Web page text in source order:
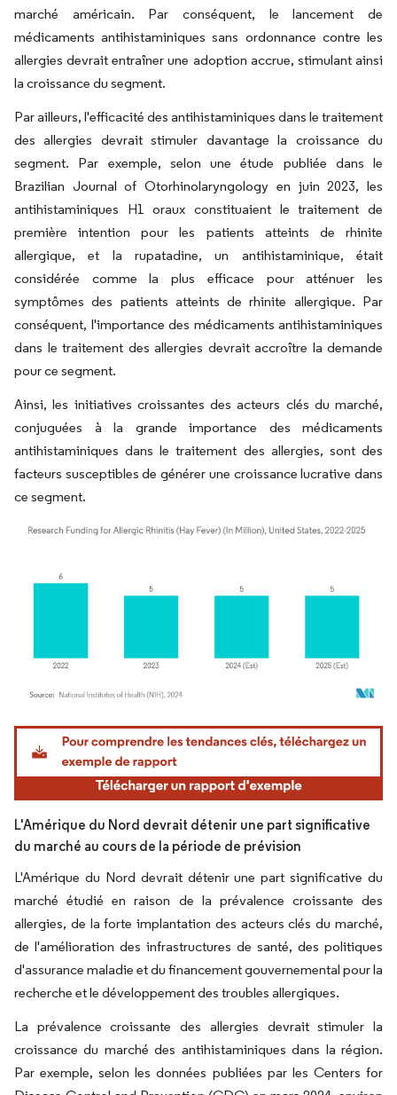
marché américain. Par conséquent, le lancement de
médicaments antihistaminiques sans ordonnance contre les
allergies devrait entraîner une adoption accrue, stimulant ainsi
la croissance du segment.
Par ailleurs, l'efficacité des antihistaminiques dans le traitement
des allergies devrait stimuler davantage la croissance du
segment. Par exemple, selon une étude publiée dans le
Brazilian Journal of Otorhinolaryngology en juin 2023, les
antihistaminiques H1 oraux constituaient le traitement de
première intention pour les patients atteints de rhinite
allergique, et la rupatadine, un antihistaminique, était
considérée comme la plus efficace pour atténuer les
symptômes des patients atteints de rhinite allergique. Par
conséquent, l'importance des médicaments antihistaminiques
dans le traitement des allergies devrait accroître la demande
pour ce segment.
Ainsi, les initiatives croissantes des acteurs clés du marché,
conjuguées à la grande importance des médicaments
antihistaminiques dans le traitement des allergies, sont des
facteurs susceptibles de générer une croissance lucrative dans
ce segment.
Image © Mordor Intelligence. La réutilisation nécessite une attribution sous CC BY
L'Amérique du Nord devrait détenir une part significative
du marché au cours de la période de prévision
L'Amérique du Nord devrait détenir une part significative du
marché étudié en raison de la prévalence croissante des
allergies, de la forte implantation des acteurs clés du marché,
de l'amélioration des infrastructures de santé, des politiques
d'assurance maladie et du financement gouvernemental pour la
recherche et le développement des troubles allergiques.
La prévalence croissante des allergies devrait stimuler la
croissance du marché des antihistaminiques dans la région.
Par exemple, selon les données publiées par les Centers for